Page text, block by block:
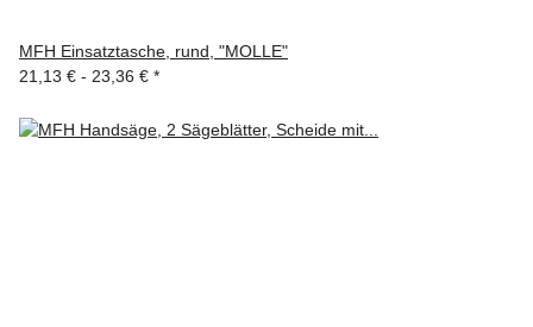
MFH Einsatztasche, rund, "MOLLE"
21,13 € - 23,36 € *